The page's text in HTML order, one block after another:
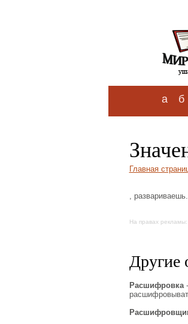
а б
Главная
,
На правах рекламы:
Другие
Расшифровка